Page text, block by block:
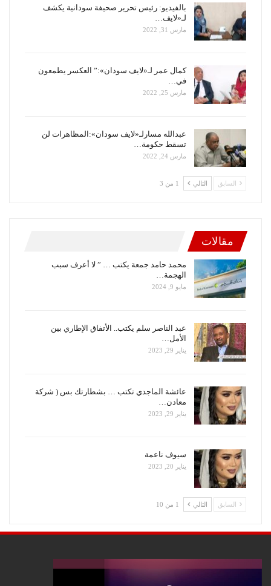
بالفيديو: رئيس تحرير صحيفة سودانية يكشف
لـ«لايف…
مارس 31, 2022
كمال عمر لـ«لايف سودان»:” العكسر يطمعون
في…
مارس 25, 2022
عبدالله مسارلـ«لايف سودان»:المظاهرات لن
تسقط حكومة…
مارس 24, 2022
السابق التالي 1 من 3
مقالات
محمد حامد جمعة يكتب … ” لا أعرف سبب
الهجمة…
مايو 9, 2024
عبد الناصر سلم يكتب.. الأتفاق الإطاري بين
الأمل…
يناير 29, 2023
عائشة الماجدي تكتب … بشطارتك بس ( شركة
معادن…
يناير 29, 2023
سيوف ناعمة
يناير 20, 2023
السابق التالي 1 من 10